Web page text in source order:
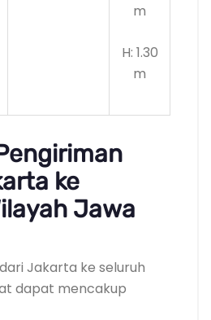
m
H: 1.30
m
ke
Jawa
Jakarta ke seluruh
dapat mencakup